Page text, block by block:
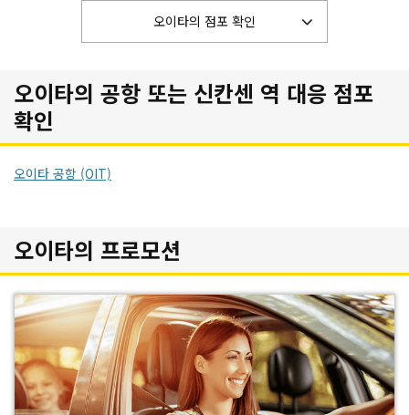
오이타의 점포 확인
오이타의 공항 또는 신칸센 역 대응 점포
확인
오이타 공항 (OIT)
오이타의 프로모션